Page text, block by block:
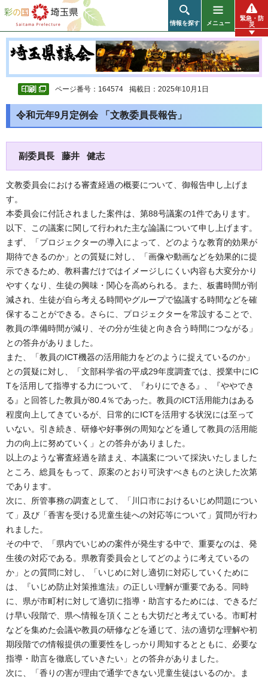
彩の国 埼玉県
情報を探す メニュー
緊急・防
災
ページ番号：164574 掲載日：2025年10月1日
令和元年9月定例会 「文教委員長報告」
副委員長 藤井 健志
文教委員会における審査経過の概要について、御報告申し上げま
す。
本委員会に付託されました案件は、第88号議案の1件であります。
以下、この議案に関して行われた主な論議について申し上げます。
まず、「プロジェクターの導入によって、どのような教育的効果が
期待できるのか」との質疑に対し、「画像や動画などを効果的に提
示できるため、教科書だけではイメージしにくい内容も大変分かり
やすくなり、生徒の興味・関心を高められる。また、板書時間が削
減され、生徒が自ら考える時間やグループで協議する時間などを確
保することができる。さらに、プロジェクターを常設することで、
教員の準備時間が減り、その分が生徒と向き合う時間につながる」
との答弁がありました。
また、「教員のICT機器の活用能力をどのように捉えているのか」
との質疑に対し、「文部科学省の平成29年度調査では、授業中にIC
Tを活用して指導する力について、『わりにできる』、『ややでき
る』と回答した教員が80.4％であった。教員のICT活用能力はある
程度向上してきているが、日常的にICTを活用する状況には至って
いない。引き続き、研修や好事例の周知などを通して教員の活用能
力の向上に努めていく」との答弁がありました。
以上のような審査経過を踏まえ、本議案について採決いたしました
ところ、総員をもって、原案のとおり可決すべきものと決した次第
であります。
次に、所管事務の調査として、「川口市におけるいじめ問題につい
て」及び「香害を受ける児童生徒への対応等について」質問が行わ
れました。
その中で、「県内でいじめの案件が発生する中で、重要なのは、発
生後の対応である。県教育委員会としてどのように考えているの
か」との質問に対し、「いじめに対し適切に対応していくために
は、『いじめ防止対策推進法』の正しい理解が重要である。同時
に、県が市町村に対して適切に指導・助言するためには、できるだ
け早い段階で、県へ情報を頂くことも大切だと考えている。市町村
などを集めた会議や教員の研修などを通じて、法の適切な理解や初
期段階での情報提供の重要性をしっかり周知するとともに、必要な
指導・助言を徹底していきたい」との答弁がありました。
次に、「香りの害が理由で通学できない児童生徒はいるのか。ま